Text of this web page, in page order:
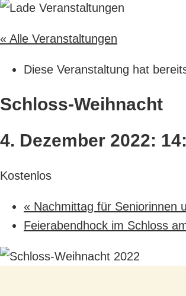
« Alle Veranstaltungen
Diese Veranstaltung hat
Schloss-Weihnacht
4. Dezember 2022:
Kostenlos
« Nachmittag für Seniorinnen
Feierabendhock im Schloss